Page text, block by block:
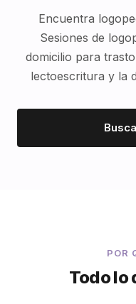
Encuentra
Sesiones de
domicilio para
lectoescritura y la
POR
Todo lo